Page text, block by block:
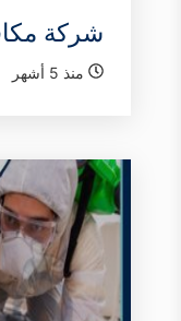
شركة
منذ 5 أشهر